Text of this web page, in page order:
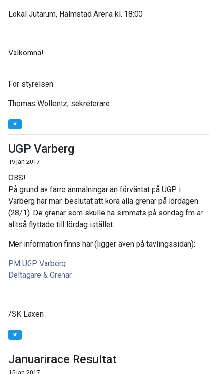
Lokal Jutarum, Halmstad Arena kl. 18:00
Välkomna!
För styrelsen
Thomas Wollentz, sekreterare
UGP Varberg
19 jan 2017
OBS!
På grund av färre anmälningar än förväntat på UGP i
Varberg har man beslutat att köra alla grenar på lördagen
(28/1). De grenar som skulle ha simmats på söndag fm är
alltså flyttade till lördag istället.
Mer information finns här (ligger även på tävlingssidan):
PM UGP Varberg
Deltagare & Grenar
/SK Laxen
Januarirace Resultat
15 jan 2017